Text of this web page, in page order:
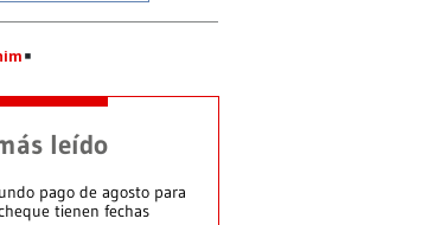
leído
pago de agosto para
tienen fechas